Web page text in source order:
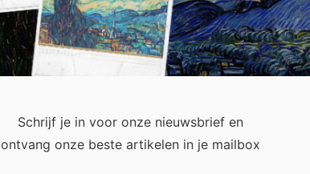
WhatsApp
Schrijf je in voor onze nieuwsbrief en
ontvang onze beste artikelen in je mailbox